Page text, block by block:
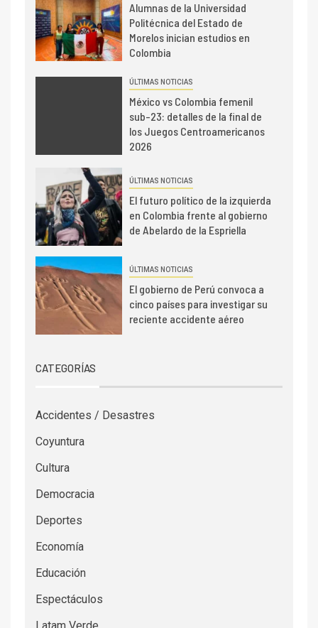
Alumnas de la Universidad
Politécnica del Estado de
Morelos inician estudios en
Colombia
ÚLTIMAS NOTICIAS
México vs Colombia femenil
sub-23: detalles de la final de
los Juegos Centroamericanos
2026
ÚLTIMAS NOTICIAS
El futuro político de la izquierda
en Colombia frente al gobierno
de Abelardo de la Espriella
ÚLTIMAS NOTICIAS
El gobierno de Perú convoca a
cinco países para investigar su
reciente accidente aéreo
CATEGORÍAS
Accidentes / Desastres
Coyuntura
Cultura
Democracia
Deportes
Economía
Educación
Espectáculos